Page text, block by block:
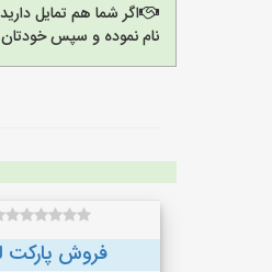
اگر شما هم تمایل
نام نموده و سپس خودتان
فروش